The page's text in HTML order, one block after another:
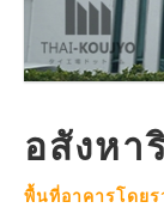
อสังหา
พื้นที่อาคารโดยร